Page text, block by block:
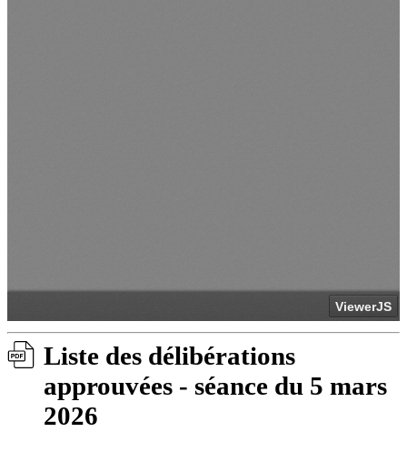
Liste des délibérations
approuvées - séance du 5 mars
2026